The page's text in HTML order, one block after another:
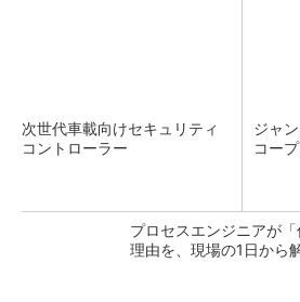
次世代車載向けセキュリティ
コントローラー
ジャ
コー
プロセスエンジニアが
理由を、現場の1日から